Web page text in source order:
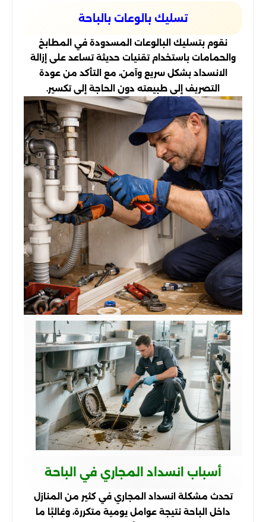
تسليك بالوعات بالباحة
نقوم بتسليك البالوعات المسدودة في المطابخ
والحمامات باستخدام تقنيات حديثة تساعد على إزالة
الانسداد بشكل سريع وآمن، مع التأكد من عودة
التصريف إلى طبيعته دون الحاجة إلى تكسير.
أسباب انسداد المجاري في الباحة
تحدث مشكلة انسداد المجاري في كثير من المنازل
داخل الباحة نتيجة عوامل يومية متكررة، وغالبًا ما